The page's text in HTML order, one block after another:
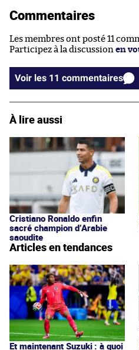
Commentaires
Les membres ont posté 11
Participez à la discussion en
Voir les 11 commentaires
À lire aussi
Cristiano Ronaldo enfin
sacré champion d’Arabie
saoudite
Articles en tendances
Et maintenant Suzuki : à quoi